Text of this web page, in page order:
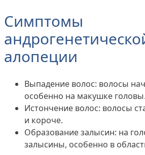
Симптомы
алопеции
Выпадение волос: волосы
особенно на макушке головы.
Истончение волос: волосы
и короче.
Образование залысин: на
залысины, особенно в